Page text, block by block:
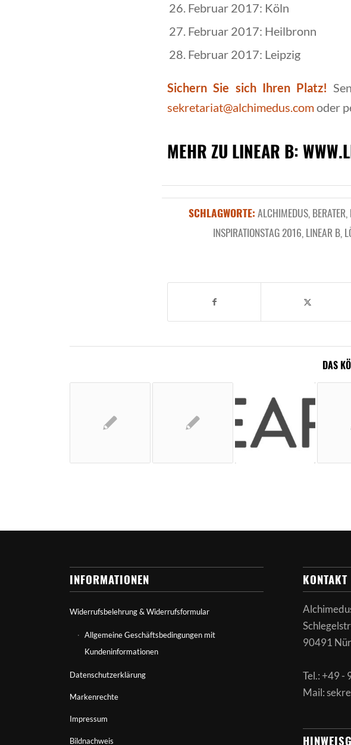
Februar 2017: Köln
Februar 2017: Heilbronn
Februar 2017: Leipzig
Sichern Sie sich Ihren Platz!
sekretariat@alchimedus.comoder
MEHR ZU LINEAR B:
SCHLAGWORTE:ALCHIMEDUS,BERATER,
INSPIRATIONSTAG 2016,LINEAR B,
DAS
INFORMATIONEN
Widerrufsbelehrung & Widerrufsformular
Allgemeine Geschäftsbedingungen mit
Kundeninformationen
Datenschutzerklärung
Markenrechte
Impressum
Bildnachweis
KONTAKT
90491
Tel.: +49 -
Mail: